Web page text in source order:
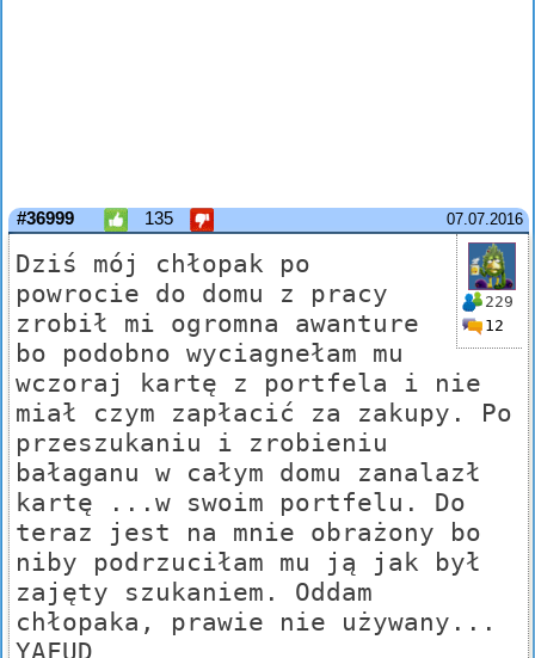
07.07.2016
#36999 135
229
12
Dziś mój chłopak po
powrocie do domu z pracy
zrobił mi ogromna awanture
bo podobno wyciagnełam mu
wczoraj kartę z portfela i nie
miał czym zapłacić za zakupy. Po
przeszukaniu i zrobieniu
bałaganu w całym domu zanalazł
kartę ...w swoim portfelu. Do
teraz jest na mnie obrażony bo
niby podrzuciłam mu ją jak był
zajęty szukaniem. Oddam
chłopaka, prawie nie używany...
YAFUD